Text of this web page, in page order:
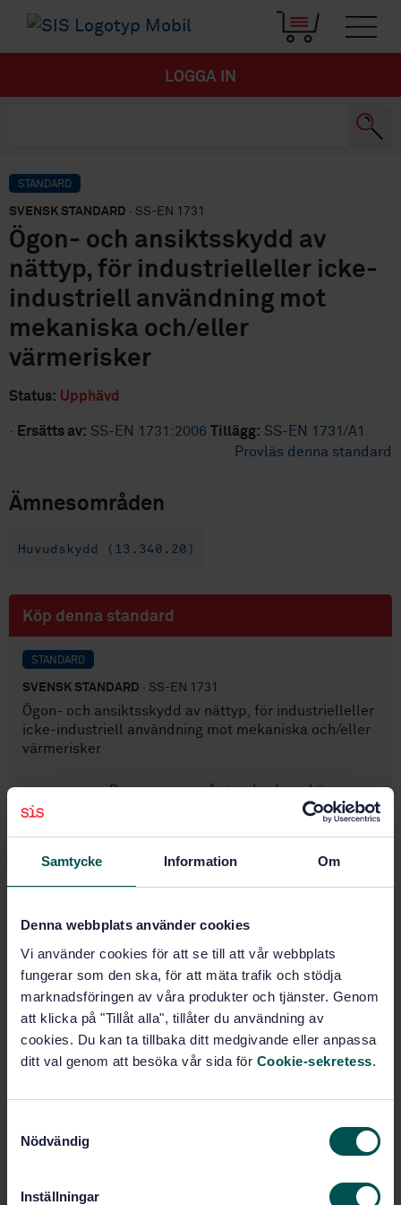
Samtycke Information Om
Denna webbplats använder cookies
Vi använder cookies för att se till att vår webbplats
fungerar som den ska, för att mäta trafik och stödja
marknadsföringen av våra produkter och tjänster. Genom
att klicka på "Tillåt alla", tillåter du användning av
cookies. Du kan ta tillbaka ditt medgivande eller anpassa
ditt val genom att besöka vår sida för Cookie-sekretess.
Nödvändig
Inställningar
LOGGA IN
STANDARD
SVENSK STANDARD · SS-EN 1731
Ögon- och ansiktsskydd av
nättyp, för industrielleller icke-
industriell användning mot
mekaniska och/eller
värmerisker
Status: Upphävd
· Ersätts av: SS-EN 1731:2006 Tillägg: SS-EN 1731/A1
Provläs denna standard
Ämnesområden
Huvudskydd (13.340.20)
Köp denna standard
STANDARD
SVENSK STANDARD · SS-EN 1731
Ögon- och ansiktsskydd av nättyp, för industrielleller
icke-industriell användning mot mekaniska och/eller
värmerisker
Prenumerera på standarden - Läs mer
Lägg i varukorgen
Produktinformation
Språk: Engelska
Framtagen av:Svenska institutet för
standarder
hazards and/or heat
Utgåva:1